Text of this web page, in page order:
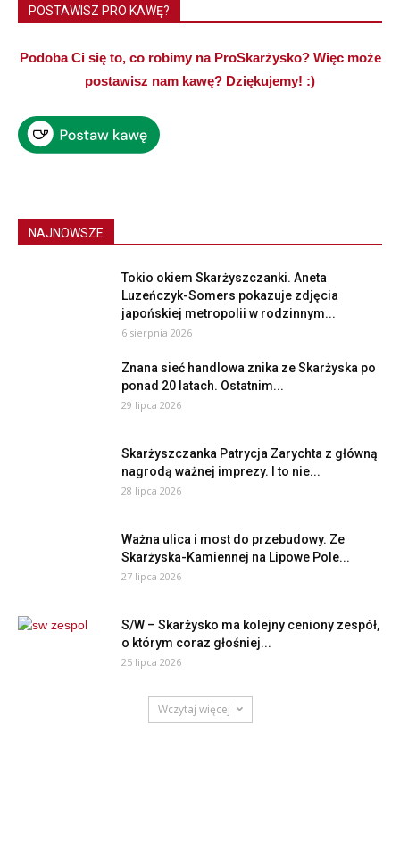
POSTAWISZ PRO KAWĘ?
Podoba Ci się to, co robimy na ProSkarżysko? Więc może
postawisz nam kawę? Dziękujemy! :)
NAJNOWSZE
Tokio okiem Skarżyszczanki. Aneta
Luzeńczyk-Somers pokazuje zdjęcia
japońskiej metropolii w rodzinnym...
6 sierpnia 2026
Znana sieć handlowa znika ze Skarżyska po
ponad 20 latach. Ostatnim...
29 lipca 2026
Skarżyszczanka Patrycja Zarychta z główną
nagrodą ważnej imprezy. I to nie...
28 lipca 2026
Ważna ulica i most do przebudowy. Ze
Skarżyska-Kamiennej na Lipowe Pole...
27 lipca 2026
S/W – Skarżysko ma kolejny ceniony zespół,
o którym coraz głośniej...
25 lipca 2026
Wczytaj więcej